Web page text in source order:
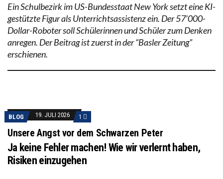
Ein Schulbezirk im US-Bundesstaat New York setzt eine KI-
gestützte Figur als Unterrichtsassistenz ein. Der 57’000-
Dollar-Roboter soll Schülerinnen und Schüler zum Denken
anregen. Der Beitrag ist zuerst in der “Basler Zeitung”
erschienen.
BLOG 19. JULI 2026 1
Unsere Angst vor dem Schwarzen Peter
Ja keine Fehler machen! Wie wir verlernt haben,
Risiken einzugehen